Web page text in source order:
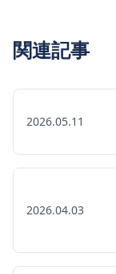
関連記事
2026.05.11
2026.04.03